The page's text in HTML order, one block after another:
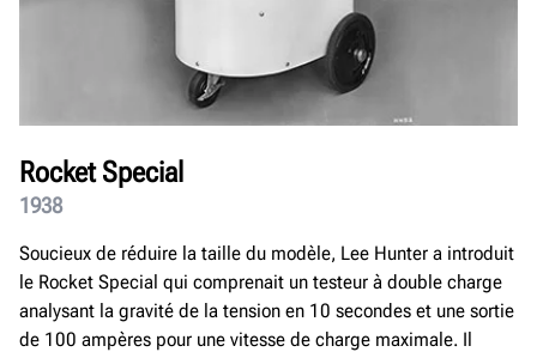
Rocket Special
1938
Soucieux de réduire la taille du modèle, Lee Hunter a introduit
le Rocket Special qui comprenait un testeur à double charge
analysant la gravité de la tension en 10 secondes et une sortie
de 100 ampères pour une vitesse de charge maximale. Il